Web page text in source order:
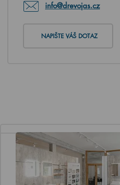
info@drevojas.cz
NAPIŠTE VÁŠ DOTAZ